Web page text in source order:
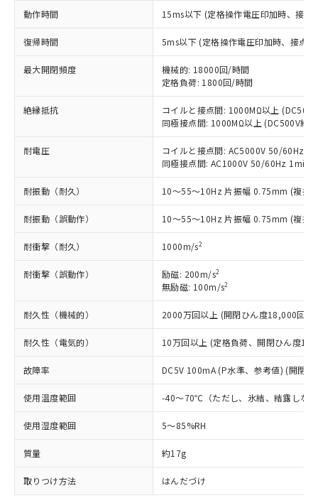
動作時間 15ms以下 (定格操作電圧印加時、接点
復帰時間 5ms以下 (定格操作電圧印加時、接点
最大開閉頻度
機械的: 18000回/時間
定格負荷: 1800回/時間
絶縁抵抗
コイルと接点間: 1000MΩ以上
同極接点間: 1000MΩ以上 (DC500V絶
耐電圧
コイルと接点間: AC5000V 50/60Hz
同極接点間: AC1000V 50/60Hz 1min
耐振動（耐久） 10～55～10Hz 片振幅 0.75mm (複振
耐振動（誤動作） 10～55～10Hz 片振幅 0.75mm (複振
耐衝撃（耐久） 1000m/s2
耐衝撃（誤動作） 励磁: 200m/s2
無励磁: 100m/s2
耐久性（機械的） 2000万回以上 (開閉ひん度18,000回/h)
耐久性（電気的） 10万回以上 (定格負荷、開閉ひん度
故障率 DC5V 100mA (P水準、参考値) (開閉
使用温度範囲 -40～70℃（ただし、氷結、結露しな
使用湿度範囲 5～85%RH
質量 約17g
取りつけ方法 はんだづけ
本サービスは、当社制御機器事業取扱
商品の当社在庫状況および標準価格
(税抜)を提供させていただくもので
当社制御機器事業取扱商品の中には、
本サービスの対象外となる商品もある
ことをご了承ください。
在庫状況および標準価格照会結果は、
記載している更新日時点での社内デー
タに基づき作成されるものであり、閲
覧された時点での実際の在庫および標
準価格とは異なる場合があることをご
正式な納期状況および標準価格はお客
様のお取引先、またはお客様担当のオ
ムロン制御機器販売店・当社販売員に
ご相談ください。
オムロン制御機器販売店や当社販売拠
販売ネットワーク
」をご確認
在庫状況および標準価格結果を当社の
事前の承諾なく第三者に漏洩または開
示しないようお願いします。
マイパーツ機能（部品リスト作成サー
ビス）をご利用いただくには、I-Web
メンバーズにご登録されている必要が
お客様が当ウェブサイト上で当社にご
登録された部品リストについて、当社
および当社の共同利用者が、当社の製
品・サービスに関するお客様との取
引・商談に必要な範囲で利用すること
をご了承ください。
調査・確認中：EU RoHS指令（10物質）の
非含有の対応状況を調査中または確認中の
商品です。
非該当品：ライセンス料など無形物で、有
害物質有無と関係のない商品です。
仕入先様の事情により、非含有部品として
いたものが、含有品と判明した場合などや
むを得ず変更することがあります。
鉛(Pb) 1000ppm以下、 水銀(Hg) 1000ppm以下、 カド
六価クロム(Cr(Ⅵ)) 1000ppm以下、ポリ臭化ビフェニル
類(PBB) 1000ppm以下、ポリ臭化ジフェニルエーテル類
(PBDE) 1000ppm以下、フタル酸ビス(2-エチルヘキシ
ル) (DEHP)(別名：DOP) 1000ppm以下、フタル酸ブチ
ルベンジル（BBP） 1000ppm以下、フタル酸ジブチル
（DBP） 1000ppm以下、フタル酸ジイソブチル
(DIBP) 1000ppm以下
但し、RoHS指令で産業用監視および制御機器に対する
フタル酸エステル類の４物質については閾値を超える意
図的な使用がないことを確認しています。
部品在庫の切り替え状況などにより、予定
月が前後することがあります。
※3 非含有証明書ダウンロード
下記の非含有証明書をダウンロードするこ
とができます。
※1 中国RoHS○×表
「○」：最大均質材料含有率が中国RoHSの
基準値以下であることを示します。
「×」：最大均質材料含有率が中国RoHSの
基準値を超えていることを示します。
「－」：未確認です。当社販売部門へお問
*中国RoHS10物質の基準値 (GB/T26572)：
Pb(鉛) :1000ppm、 Hg(水銀) : 1000ppm、 Cd(カドミウ
Cr(Ⅵ)(六価クロム) : 1000ppm、 PBBs(ポリ臭化ビフェ
DBP(フタル酸ジブチル) : 1000ppm、 DIBP(フタル酸ジ
イソブチル) : 1000ppm、 BBP(フタル酸ブチルベンジ
ル) : 1000ppm、
DEHP(フタル酸ビス(2-エチルヘキシル)) : 1000ppm
※2 環境保護使用期限
「ｅ」：有害物質（10物質）のすべてが基
準値以下であることを示します。
「10」：通常の使用状況下において有害物
質が外部に漏えいし、環境に深刻な影響を
及ぼさない年数を意味します。
「－」：未確認です。当社販売部門へお問
当社は、これら貴社製品のうち、外国
為替および外国貿易法に定める商品
（以下｢規制貨物等」という）を輸出
または国外への提供する場合は、日本
国政府の輸出許可(または役務取引許
可)を取得するなどの必要な手続きを
当社は規制貨物を破棄する場合は、完
全に破砕するなど、違法に輸出されな
いよう必要な手段を講じます。
当社は貴社製品を、核兵器、ミサイ
ル、化学兵器、生物兵器またはその他
武器並びにこれらの製造装置等に一切
使用いたしません。
当社は、貴社製品を第三者に販売する
場合は、上記1、2および3の内容を当
該第三者に通知します。また当社は、
販売先および販売に係わる関係者が違
法に輸出するおそれがある場合は、取
り引きをいたしません。
キャンセル
一定数以上の在庫あり
一定数には満たないが在庫あり
－
在庫なし(最新の在庫状況につ
いては、お客様のお取引先、ま
たはお客様担当のオムロン制御
機器販売店・当社販売員にご確
認ください)
受注生産機種、また在庫状況の
情報を公開していない機種